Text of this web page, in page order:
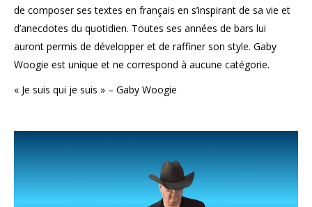
de composer ses textes en français en s’inspirant de sa vie et
d’anecdotes du quotidien. Toutes ses années de bars lui
auront permis de développer et de raffiner son style. Gaby
Woogie est unique et ne correspond à aucune catégorie.
« Je suis qui je suis » – Gaby Woogie